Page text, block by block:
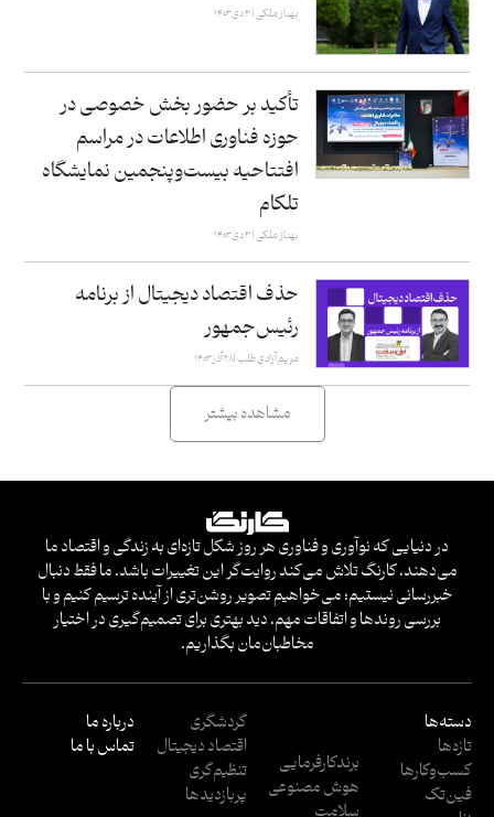
بهناز ملکی ۳ دی ۱۴۰۳
تأکید بر حضور بخش خصوصی در
حوزه فناوری اطلاعات در مراسم
افتتاحیه بیست‌وپنجمین نمایشگاه
تلکام
بهناز ملکی ۳ دی ۱۴۰۳
حذف اقتصاد دیجیتال از برنامه
رئیس‌جمهور
مریم آزادی طلب ۲۸ آذر ۱۴۰۳
مشاهده بیشتر
در دنیایی که نوآوری و فناوری هر روز شکل تازه‌ای به زندگی و اقتصاد ما
می‌دهند، کارنگ تلاش می‌کند روایت‌گر این تغییرات باشد. ما فقط دنبال
خبررسانی نیستیم؛ می‌خواهیم تصویر روشن‌تری از آینده ترسیم کنیم و با
بررسی روندها و اتفاقات مهم، دید بهتری برای تصمیم‌گیری در اختیار
مخاطبان‌مان بگذاریم.
دسته‌ها
تازه‌ها
کسب‌وکار‌ها
فین‌تک
برندکارفرمایی
هوش مصنوعی
سلامت
گردشگری
اقتصاد دیجیتال
تنظیم‌گری
پربازدید‌ها
درباره ما
تماس با ما